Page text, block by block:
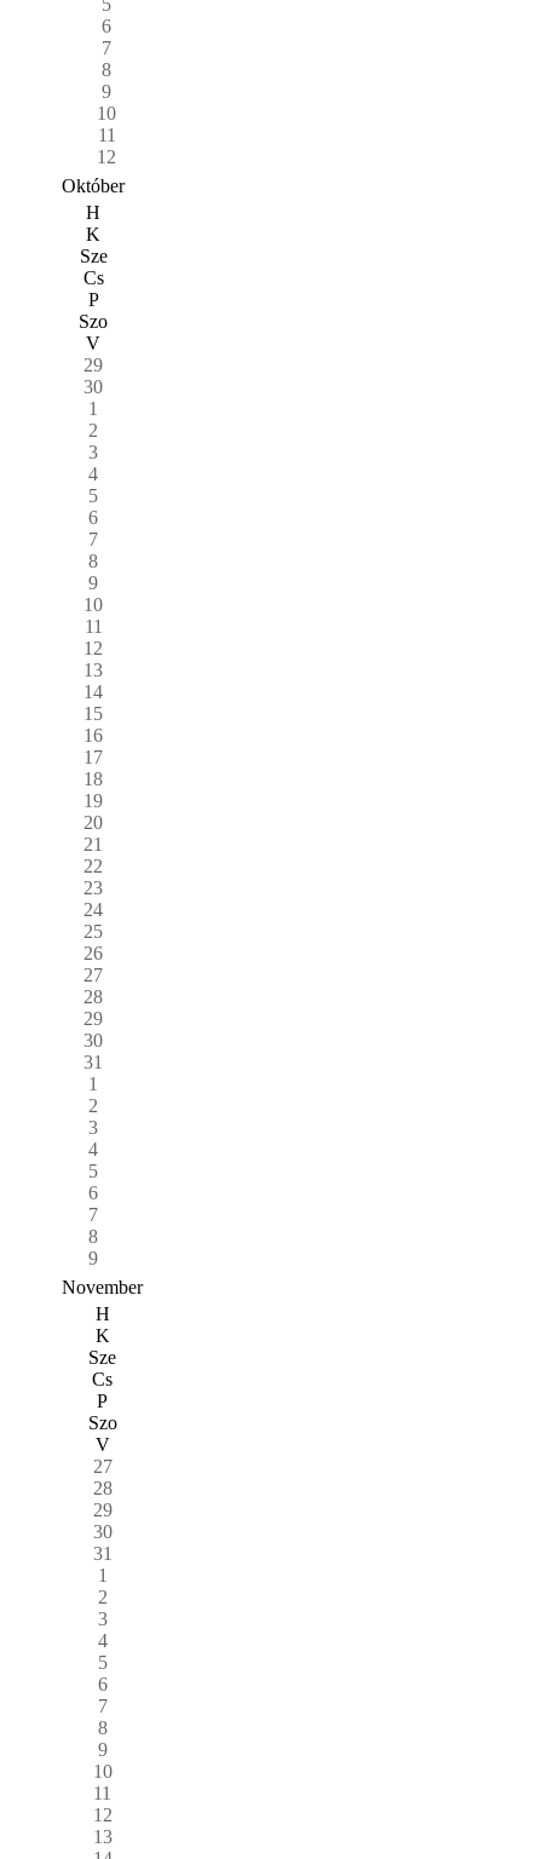
6
7
8
9
10
11
12
Október
H
K
Sze
Cs
P
Szo
V
29
30
1
2
3
4
5
6
7
8
9
10
11
12
13
14
15
16
17
18
19
20
21
22
23
24
25
26
27
28
29
30
31
1
2
3
4
5
6
7
8
9
November
H
K
Sze
Cs
P
Szo
V
27
28
29
30
31
1
2
3
4
5
6
7
8
9
10
11
12
13